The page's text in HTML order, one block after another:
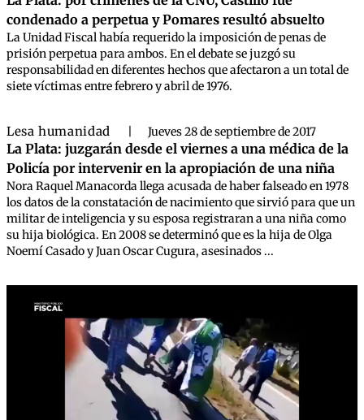
condenado a perpetua y Pomares resultó absuelto
La Unidad Fiscal había requerido la imposición de penas de
prisión perpetua para ambos. En el debate se juzgó su
responsabilidad en diferentes hechos que afectaron a un total de
siete víctimas entre febrero y abril de 1976.
Lesa humanidad Jueves 28 de septiembre de 2017
La Plata: juzgarán desde el viernes a una médica de la
Policía por intervenir en la apropiación de una niña
Nora Raquel Manacorda llega acusada de haber falseado en 1978
los datos de la constatación de nacimiento que sirvió para que un
militar de inteligencia y su esposa registraran a una niña como
su hija biológica. En 2008 se determinó que es la hija de Olga
Noemí Casado y Juan Oscar Cugura, asesinados ...